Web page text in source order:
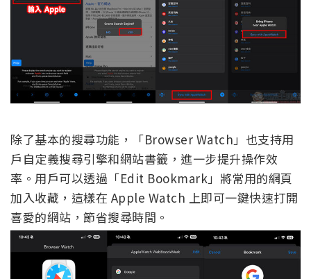
除了基本的搜尋功能，「Browser Watch」也支持用
戶自定義搜尋引擎和網站書籤，進一步提升操作效
率。用戶可以透過「Edit Bookmark」將常用的網頁
加入收藏，這樣在 Apple Watch 上即可一鍵快速打開
喜愛的網站，節省搜尋時間。